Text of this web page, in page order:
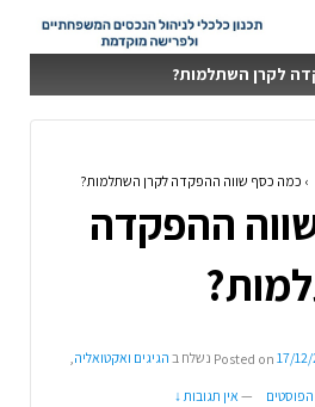
לקרן השתלמות?
› כמה כסף שווה ההפקדה לקרן השתלמות?
ההפקדה
Posted on 17/ נשלח ב הגיגים ואקטואליה,
הפוסטים — אין תגובות ↓